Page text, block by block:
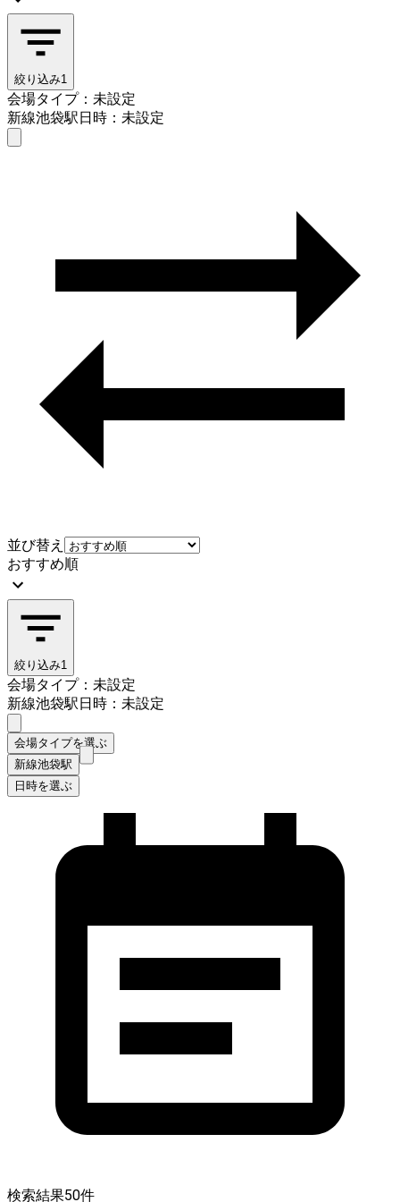
絞り込み1
会場タイプ：未設定
新線池袋駅日時：未設定
並び替え
おすすめ順
絞り込み1
会場タイプ：未設定
新線池袋駅日時：未設定
会場タイプを選ぶ
新線池袋駅
日時を選ぶ
検索結果50件